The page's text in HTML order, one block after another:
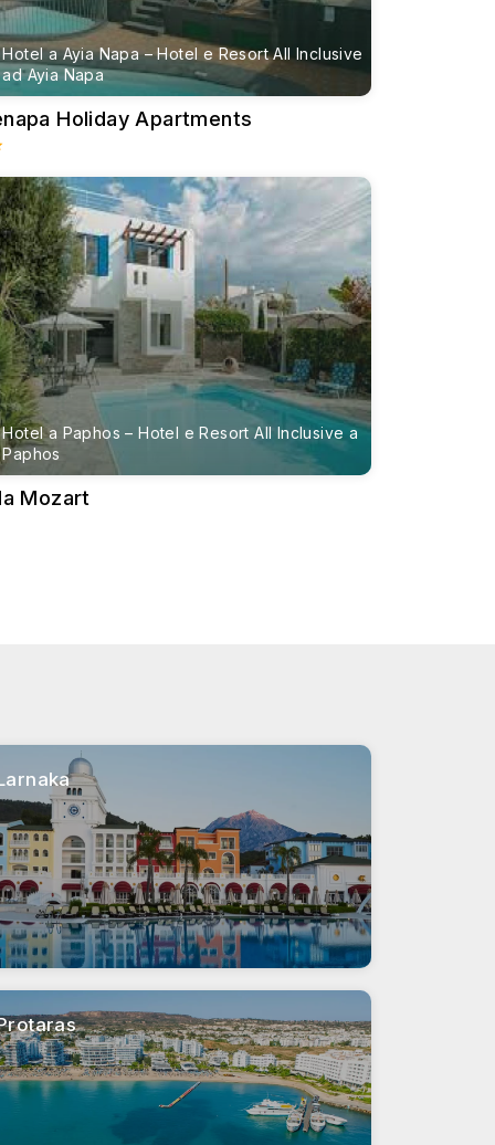
accoglienti hotel boutique. Tra le menzioni
di ristoranti e attività.
viaggiatori.
vivace città è nota per il suo lussuoso
per passeggiate e cene serali.
offrono un contrasto sorprendente
nel passato dell'isola.
è una delle celebrazioni più emozionanti di
strutture termali e ristoranti gourmet.
alle famiglie.
benessere, strutture sportive e diversi
Paphos è una meta imperdibile
pratiche di sepoltura delle civiltà passate.
greca dell'amore e della bellezza. Questo
bizantina, giardini lussureggianti e
spa e una varietà di punti di ristoro.
sue acque limpide. È la destinazione ideale
tra le migliori d'Europa. Offre la
picnic e ammirare viste mozzafiato sul
Hotel a Ayia Napa – Hotel e Resort All Inclusive
ad Ayia Napa
Holiday Apartments
Hotel a Paphos – Hotel e Resort All Inclusive a
Paphos
Mozart